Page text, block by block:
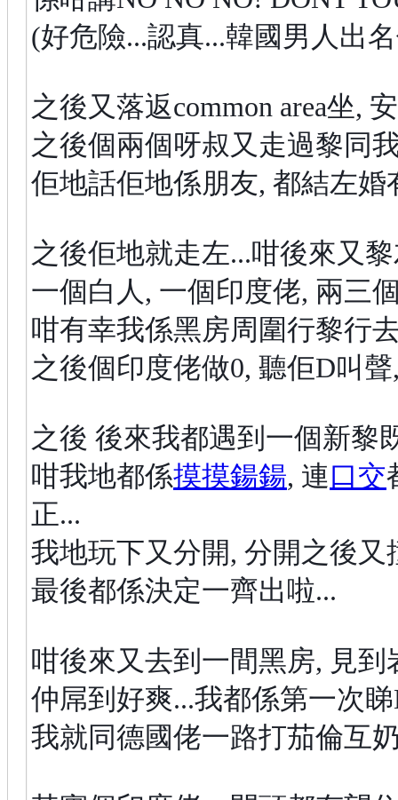
(好危險...認真...韓國男人出
之後又落返common area坐,
之後個兩個呀叔又走過黎同
佢地話佢地係朋友, 都結左婚
之後佢地就走左...咁後來又
一個白人, 一個印度佬, 兩三
咁有幸我係黑房周圍行黎行
之後個印度佬做0, 聽佢D叫
之後 後來我都遇到一個新黎
咁我地都係摸摸鍚鍚, 連口交
正...
我地玩下又分開, 分開之後又
最後都係決定一齊出啦...
咁後來又去到一間黑房, 見
仲屌到好爽...我都係第一次
我就同德國佬一路打茄倫互